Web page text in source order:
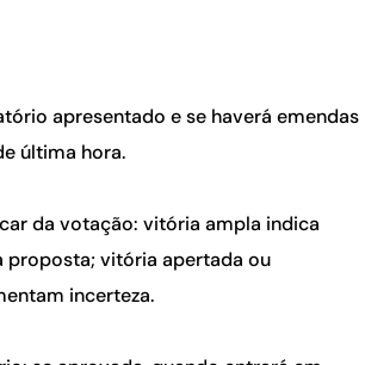
apresentado e se haverá emendas
última hora.
da votação: vitória ampla indica
proposta; vitória apertada ou
incerteza.